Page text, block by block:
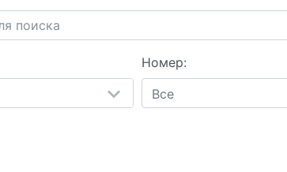
Номер:
Все